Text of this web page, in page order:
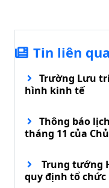
Tin liên
Trường Lưu
hình kinh tế
Thông báo
tháng 11 của
Trung tướng
quy định tổ